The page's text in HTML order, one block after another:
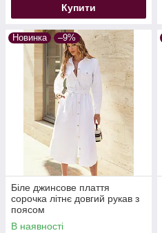
Купити
Новинка –9%
Біле джинсове плаття
сорочка літнє довгий рукав з
поясом
В наявності